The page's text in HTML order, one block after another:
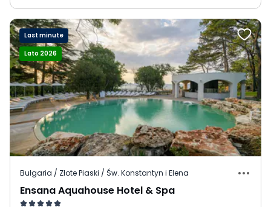
Last minute
Lato 2026
Bułgaria / Złote Piaski / Św. Konstantyn i Elena
Ensana Aquahouse Hotel & Spa